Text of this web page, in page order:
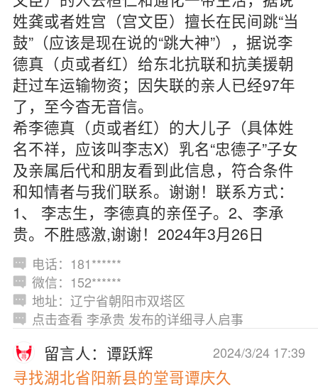
姓龚或者姓宫（宫文臣）擅长在民间跳“当
鼓”（应该是现在说的“跳大神”），据说李
德真（贞或者红）给东北抗联和抗美援朝
赶过车运输物资；因失联的亲人已经97年
了，至今杳无音信。
希李德真（贞或者红）的大儿子（具体姓
名不祥，应该叫李志X）乳名“忠德子”子女
及亲属后代和朋友看到此信息，符合条件
和知情者与我们联系。谢谢！联系方式：
1、 李志生，李德真的亲侄子。2、李承
贵。不胜感激,谢谢！2024年3月26日
电话：181******
微信：152******
地址：辽宁省朝阳市双塔区
点击查看 李承贵 发布的详细寻人启事
2024/3/24 17:39
留言人：谭跃辉
寻找湖北省阳新县的堂哥谭庆久